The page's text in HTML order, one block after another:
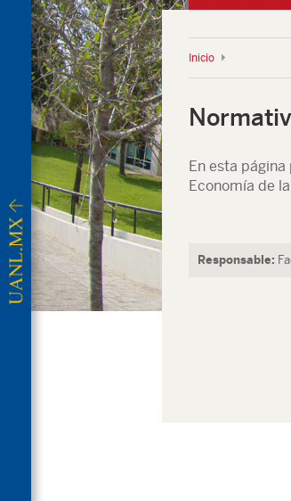
Inicio
En esta
Economía de
Responsable: